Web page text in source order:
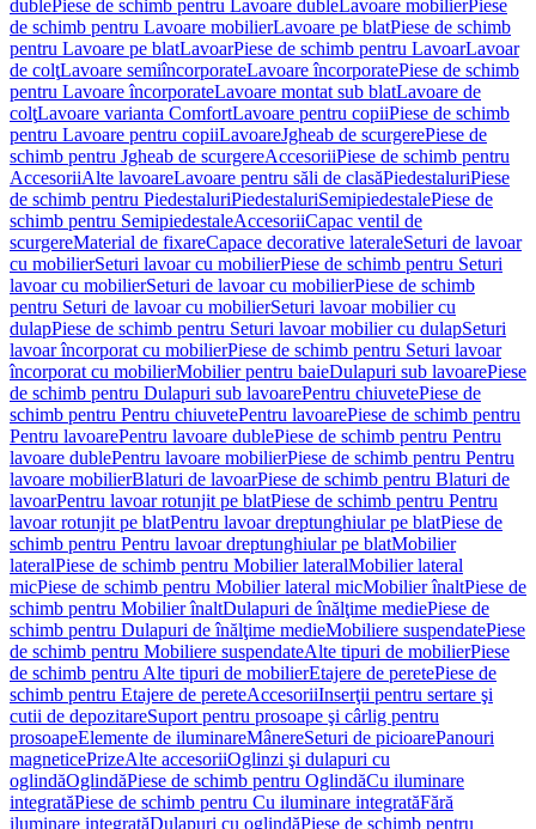
dublePiese de schimb pentru Lavoare dubleLavoare mobilierPiese
de schimb pentru Lavoare mobilierLavoare pe blatPiese de schimb
pentru Lavoare pe blatLavoarPiese de schimb pentru LavoarLavoar
de colţLavoare semiîncorporateLavoare încorporatePiese de schimb
pentru Lavoare încorporateLavoare montat sub blatLavoare de
colţLavoare varianta ComfortLavoare pentru copiiPiese de schimb
pentru Lavoare pentru copiiLavoareJgheab de scurgerePiese de
schimb pentru Jgheab de scurgereAccesoriiPiese de schimb pentru
AccesoriiAlte lavoareLavoare pentru săli de clasăPiedestaluriPiese
de schimb pentru PiedestaluriPiedestaluriSemipiedestalePiese de
schimb pentru SemipiedestaleAccesoriiCapac ventil de
scurgereMaterial de fixareCapace decorative lateraleSeturi de lavoar
cu mobilierSeturi lavoar cu mobilierPiese de schimb pentru Seturi
lavoar cu mobilierSeturi de lavoar cu mobilierPiese de schimb
pentru Seturi de lavoar cu mobilierSeturi lavoar mobilier cu
dulapPiese de schimb pentru Seturi lavoar mobilier cu dulapSeturi
lavoar încorporat cu mobilierPiese de schimb pentru Seturi lavoar
încorporat cu mobilierMobilier pentru baieDulapuri sub lavoarePiese
de schimb pentru Dulapuri sub lavoarePentru chiuvetePiese de
schimb pentru Pentru chiuvetePentru lavoarePiese de schimb pentru
Pentru lavoarePentru lavoare dublePiese de schimb pentru Pentru
lavoare dublePentru lavoare mobilierPiese de schimb pentru Pentru
lavoare mobilierBlaturi de lavoarPiese de schimb pentru Blaturi de
lavoarPentru lavoar rotunjit pe blatPiese de schimb pentru Pentru
lavoar rotunjit pe blatPentru lavoar dreptunghiular pe blatPiese de
schimb pentru Pentru lavoar dreptunghiular pe blatMobilier
lateralPiese de schimb pentru Mobilier lateralMobilier lateral
micPiese de schimb pentru Mobilier lateral micMobilier înaltPiese de
schimb pentru Mobilier înaltDulapuri de înălţime mediePiese de
schimb pentru Dulapuri de înălţime medieMobiliere suspendatePiese
de schimb pentru Mobiliere suspendateAlte tipuri de mobilierPiese
de schimb pentru Alte tipuri de mobilierEtajere de peretePiese de
schimb pentru Etajere de pereteAccesoriiInserţii pentru sertare şi
cutii de depozitareSuport pentru prosoape şi cârlig pentru
prosoapeElemente de iluminareMânereSeturi de picioarePanouri
magneticePrizeAlte accesoriiOglinzi şi dulapuri cu
oglindăOglindăPiese de schimb pentru OglindăCu iluminare
integratăPiese de schimb pentru Cu iluminare integratăFără
iluminare integratăDulapuri cu oglindăPiese de schimb pentru